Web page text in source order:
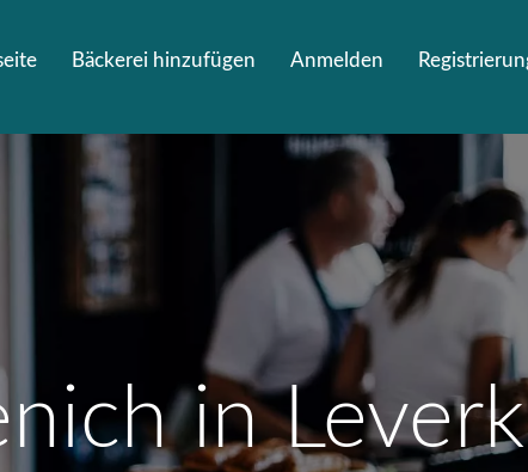
Bäckerei hinzufügen Anmelden
in